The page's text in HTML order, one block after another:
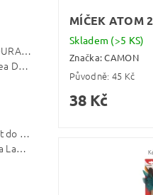
PROTIHLTACÍ MISKA DURAPET
Andrea Dosoudilová
Psí pamlsky Poslušnost do kapsy: Kachna s lososovým olejem 8 mm
Radka Langerová
MÍČEK ATOM
Skladem (>5 KS)
Značka:CAMON
Původně: 45 Kč
38 Kč